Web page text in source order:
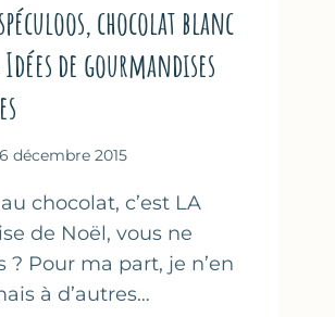
chocolat blanc
de gourmandises
décembre 2015
chocolat, c’est LA
de Noël, vous ne
? Pour ma part, je n’en
à d’autres…